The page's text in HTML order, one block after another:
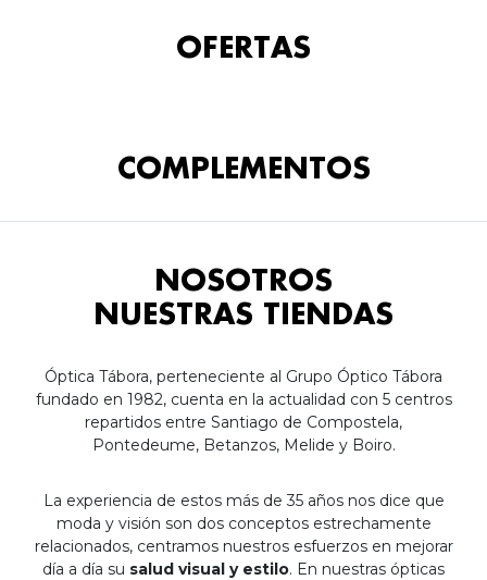
OFERTAS
COMPLEMENTOS
NOSOTROS
NUESTRAS TIENDAS
Óptica Tábora, perteneciente al Grupo Óptico Tábora
fundado en 1982, cuenta en la actualidad con 5 centros
repartidos entre Santiago de Compostela,
Pontedeume, Betanzos, Melide y Boiro.
La experiencia de estos más de 35 años nos dice que
moda y visión son dos conceptos estrechamente
relacionados, centramos nuestros esfuerzos en mejorar
día a día su salud visual y estilo. En nuestras ópticas